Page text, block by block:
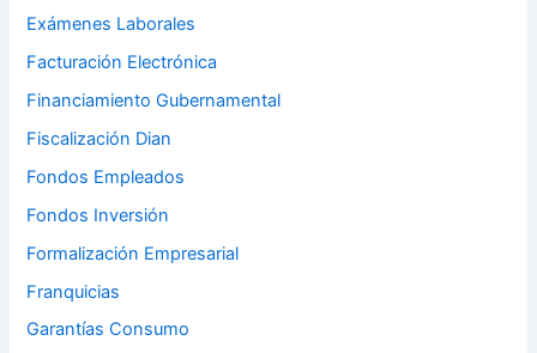
Exámenes Laborales
Facturación Electrónica
Financiamiento Gubernamental
Fiscalización Dian
Fondos Empleados
Fondos Inversión
Formalización Empresarial
Franquicias
Garantías Consumo